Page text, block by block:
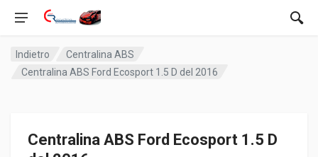
Indietro
Centralina ABS
Centralina ABS Ford Ecosport 1.5 D del 2016
Centralina ABS Ford Ecosport 1.5 D